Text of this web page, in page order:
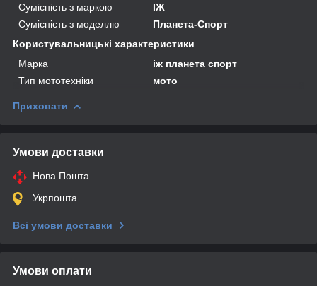
Сумісність з маркою
ІЖ
Сумісність з моделлю
Планета-Спорт
Користувальницькі характеристики
Марка
іж планета спорт
Тип мототехніки
мото
Приховати
Умови доставки
Нова Пошта
Укрпошта
Всі умови доставки
Умови оплати